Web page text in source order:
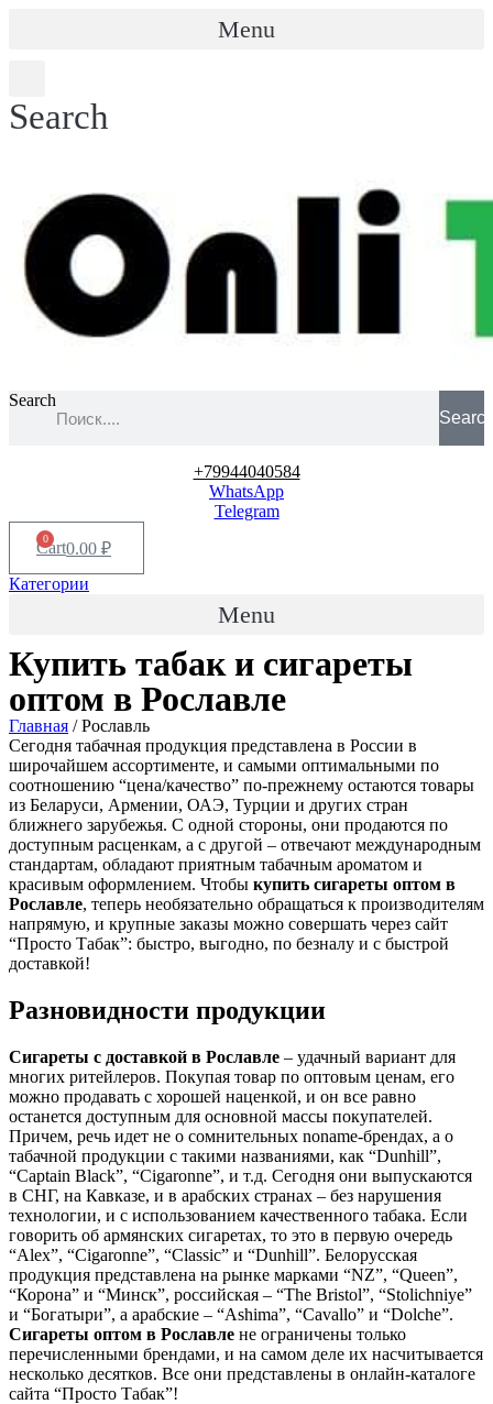
Menu
Search
Search
+79944040584
WhatsApp
Telegram
0.00 ₽
0
Cart
Категории
Menu
Купить табак и сигареты
оптом в Рославле
Главная / Рославль
Сегодня табачная продукция представлена в России в
широчайшем ассортименте, и самыми оптимальными по
соотношению “цена/качество” по-прежнему остаются товары
из Беларуси, Армении, ОАЭ, Турции и других стран
ближнего зарубежья. С одной стороны, они продаются по
доступным расценкам, а с другой – отвечают международным
стандартам, обладают приятным табачным ароматом и
красивым оформлением. Чтобы купить сигареты оптом в
Рославле, теперь необязательно обращаться к производителям
напрямую, и крупные заказы можно совершать через сайт
“Просто Табак”: быстро, выгодно, по безналу и с быстрой
доставкой!
Разновидности продукции
Сигареты с доставкой в Рославле – удачный вариант для
многих ритейлеров. Покупая товар по оптовым ценам, его
можно продавать с хорошей наценкой, и он все равно
останется доступным для основной массы покупателей.
Причем, речь идет не о сомнительных noname-брендах, а о
табачной продукции с такими названиями, как “Dunhill”,
“Captain Black”, “Cigaronne”, и т.д. Сегодня они выпускаются
в СНГ, на Кавказе, и в арабских странах – без нарушения
технологии, и с использованием качественного табака. Если
говорить об армянских сигаретах, то это в первую очередь
“Alex”, “Cigaronne”, “Classic” и “Dunhill”. Белорусская
продукция представлена на рынке марками “NZ”, “Queen”,
“Корона” и “Минск”, российская – “The Bristol”, “Stolichniye”
и “Богатыри”, а арабские – “Ashima”, “Cavallo” и “Dolche”.
Сигареты оптом в Рославле не ограничены только
перечисленными брендами, и на самом деле их насчитывается
несколько десятков. Все они представлены в онлайн-каталоге
сайта “Просто Табак”!